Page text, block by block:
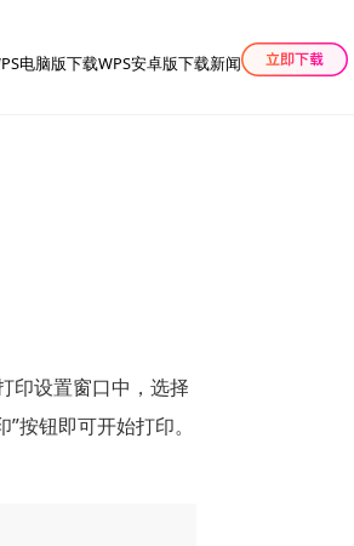
电脑版下载WPS安卓版下载新闻
印设置窗口中，选择
按钮即可开始打印。